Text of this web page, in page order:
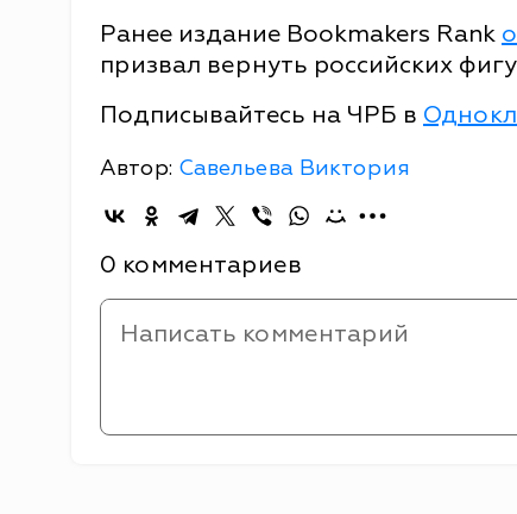
Ранее издание Bookmakers Rank
призвал вернуть российских
Подписывайтесь на ЧРБ в
Автор: Савельева Виктория
0 комментариев